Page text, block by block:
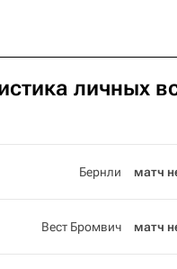
личных
Бернли матч
Вест Бромвич матч